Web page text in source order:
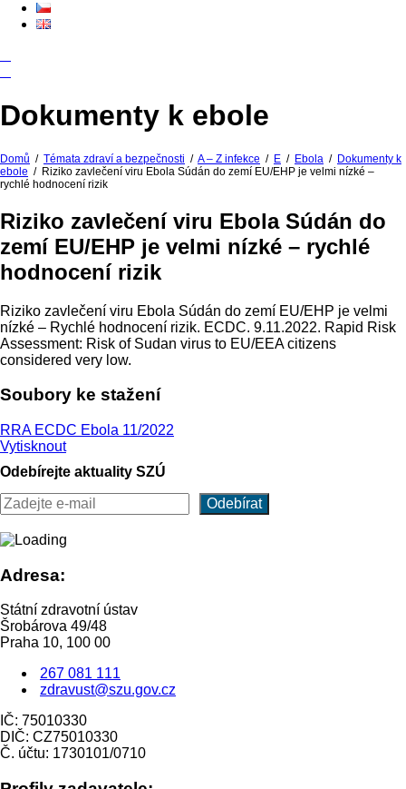
Dokumenty k ebole
Domů / Témata zdraví a bezpečnosti / A – Z infekce / E / Ebola / Dokumenty k
ebole / Riziko zavlečení viru Ebola Súdán do zemí EU/EHP je velmi nízké –
rychlé hodnocení rizik
Riziko zavlečení viru Ebola Súdán do
zemí EU/EHP je velmi nízké – rychlé
hodnocení rizik
Riziko zavlečení viru Ebola Súdán do zemí EU/EHP je velmi
nízké – Rychlé hodnocení rizik. ECDC. 9.11.2022. Rapid Risk
Assessment: Risk of Sudan virus to EU/EEA citizens
considered very low.
Soubory ke stažení
RRA ECDC Ebola 11/2022
Vytisknout
Odebírejte aktuality SZÚ
Adresa:
Státní zdravotní ústav
Šrobárova 49/48
Praha 10, 100 00
267 081 111
zdravust@szu.gov.cz
IČ: 75010330
DIČ: CZ75010330
Č. účtu: 1730101/0710